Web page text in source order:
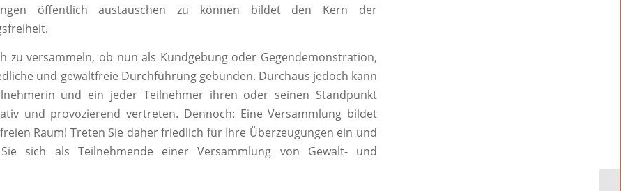
öffentlich austauschen zu können bildet den Kern der
zu versammeln, ob nun als Kundgebung oder Gegendemonstration,
und gewaltfreie Durchführung gebunden. Durchaus jedoch kann
und ein jeder Teilnehmer ihren oder seinen Standpunkt
und provozierend vertreten. Dennoch: Eine Versammlung bildet
Raum! Treten Sie daher friedlich für Ihre Überzeugungen ein und
sich als Teilnehmende einer Versammlung von Gewalt- und